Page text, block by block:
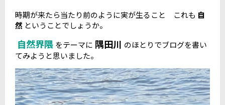
時期が来たら当たり前のように実が生ること これも 自
然 ということでしょうか。
自然界隈 をテーマに 隅田川 のほとりでブログを書い
てみようと思いました。